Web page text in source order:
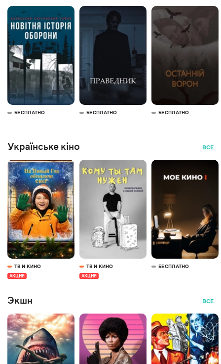
БЕСПЛАТНО БЕСПЛАТНО БЕСПЛАТНО
Українське кіно ВСЕ
ТВ И КИНО
АКЦИЯ
ТВ И КИНО
АКЦИЯ
БЕСПЛАТНО
Экшн ВСЕ